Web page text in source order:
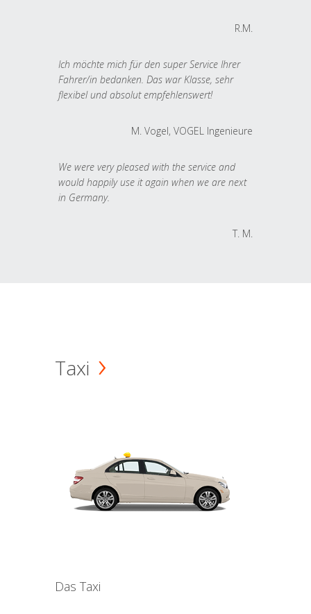
R.M.
Ich möchte mich für den super Service Ihrer
Fahrer/in bedanken. Das war Klasse, sehr
flexibel und absolut empfehlenswert!
M. Vogel, VOGEL Ingenieure
We were very pleased with the service and
would happily use it again when we are next
in Germany.
T. M.
Taxi
Das Taxi